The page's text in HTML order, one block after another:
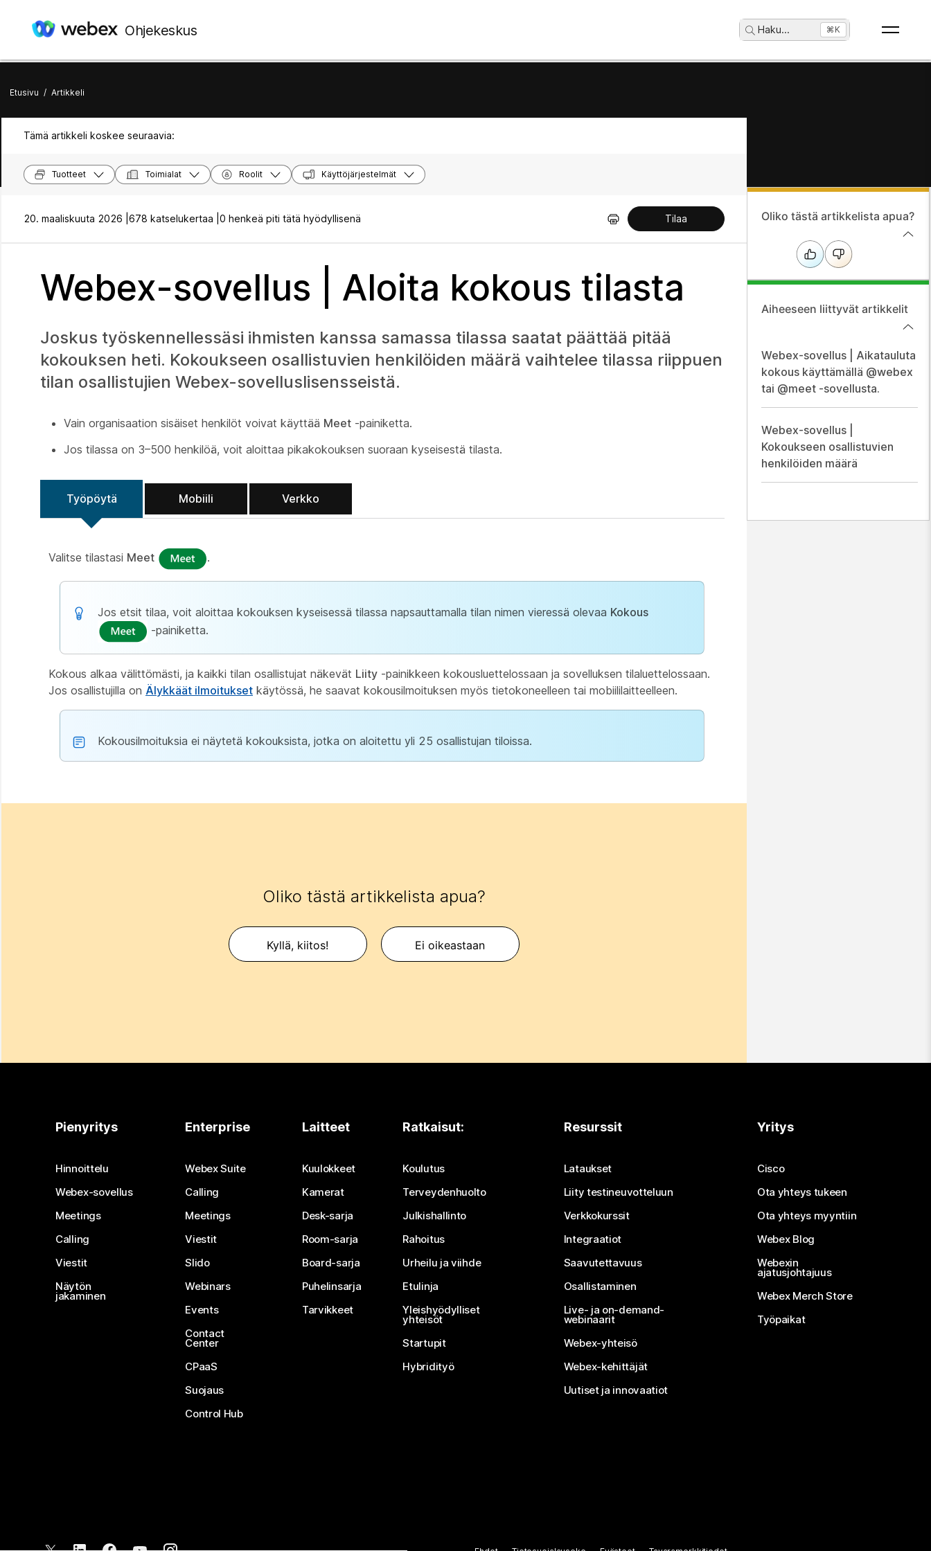
Ohjekeskus Haku... ⌘K
Etusivu / Artikkeli
Tämä artikkeli koskee seuraavia:
Tuotteet Toimialat Roolit Käyttöjärjestelmät
20. maaliskuuta 2026 | 678 katselukertaa | 0 henkeä piti tätä hyödyllisenä Tilaa
Webex-sovellus | Aloita kokous tilasta
Joskus työskennellessäsi ihmisten kanssa samassa tilassa saatat päättää pitää
kokouksen heti. Kokoukseen osallistuvien henkilöiden määrä vaihtelee tilassa riippuen
tilan osallistujien Webex-sovelluslisensseistä.
Vain organisaation sisäiset henkilöt voivat käyttää Meet -painiketta.
Jos tilassa on 3–500 henkilöä, voit aloittaa pikakokouksen suoraan kyseisestä tilasta.
Työpöytä Mobiili Verkko
Valitse tilastasi Meet .
Jos etsit tilaa, voit aloittaa kokouksen kyseisessä tilassa napsauttamalla tilan nimen vieressä olevaa Kokous
-painiketta.
Kokous alkaa välittömästi, ja kaikki tilan osallistujat näkevät Liity -painikkeen kokousluettelossaan ja sovelluksen tilaluettelossaan.
Jos osallistujilla on Älykkäät ilmoitukset käytössä, he saavat kokousilmoituksen myös tietokoneelleen tai mobiililaitteelleen.
Kokousilmoituksia ei näytetä kokouksista, jotka on aloitettu yli 25 osallistujan tiloissa.
Oliko tästä artikkelista apua?
Kyllä, kiitos! Ei oikeastaan
Oliko tästä artikkelista apua?
Aiheeseen liittyvät artikkelit
Webex-sovellus | Aikatauluta
kokous käyttämällä @webex
tai @meet -sovellusta.
Webex-sovellus |
Kokoukseen osallistuvien
henkilöiden määrä
Pienyritys
Hinnoittelu
Webex-sovellus
Meetings
Calling
Viestit
Näytön
jakaminen
Enterprise
Webex Suite
Calling
Meetings
Viestit
Slido
Webinars
Events
Contact
Center
CPaaS
Suojaus
Control Hub
Laitteet
Kuulokkeet
Kamerat
Desk-sarja
Room-sarja
Board-sarja
Puhelinsarja
Tarvikkeet
Ratkaisut:
Koulutus
Terveydenhuolto
Julkishallinto
Rahoitus
Urheilu ja viihde
Etulinja
Yleishyödylliset
yhteisöt
Startupit
Hybridityö
Resurssit
Lataukset
Liity testineuvotteluun
Verkkokurssit
Integraatiot
Saavutettavuus
Osallistaminen
Live- ja on-demand-
webinaarit
Webex-yhteisö
Webex-kehittäjät
Uutiset ja innovaatiot
Yritys
Cisco
Ota yhteys tukeen
Ota yhteys myyntiin
Webex Blog
Webexin
ajatusjohtajuus
Webex Merch Store
Työpaikat